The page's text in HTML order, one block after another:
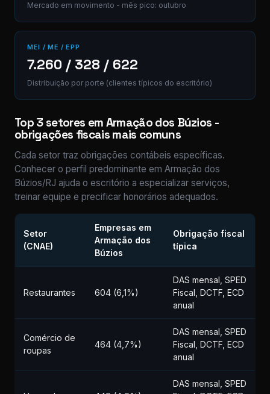
Mercado em movimento - mês pico: outubro
MEI / ME / EPP
7.260 / 328 / 622
Distribuição por porte (clientes típicos do escritório)
Top 3 setores em Armação dos Búzios -
obrigações fiscais mais comuns
Cada setor traz obrigações contábeis específicas.
Conhecer o perfil predominante em Armação dos
Búzios/RJ ajuda o escritório a especializar serviços,
treinar equipe e precificar honorários adequados.
Setor
(CNAE)
Empresas em
Armação dos
Búzios
Obrigação fiscal
típica
Restaurantes 604 (6,1%)
DAS mensal, SPED
Fiscal, DCTF, ECD
anual
Comércio de
roupas
464 (4,7%)
DAS mensal, SPED
Fiscal, DCTF, ECD
anual
DAS mensal, SPED